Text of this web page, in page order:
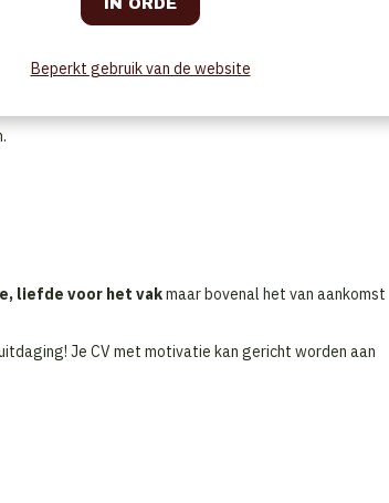
liefde voor het vakmaar bovenal het van aankomst
Je CV met motivatie kan gericht worden aan
Beperkt gebruik van de website